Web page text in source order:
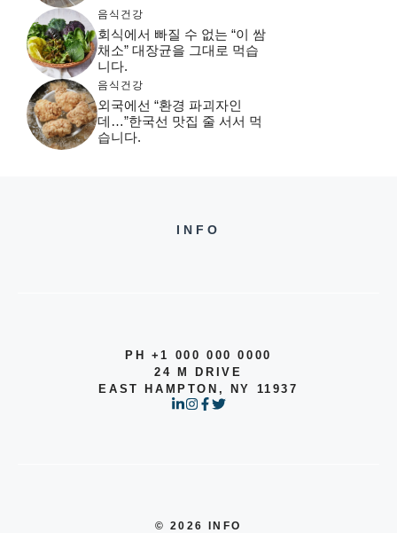
음식건강
회식에서 빠질 수 없는 “이 쌈
채소” 대장균을 그대로 먹습
니다.
음식건강
외국에선 “환경 파괴자인
데…”한국선 맛집 줄 서서 먹
습니다.
INFO
PH +1 000 000 0000
24 M DRIVE
EAST HAMPTON, NY 11937
© 2026 INFO